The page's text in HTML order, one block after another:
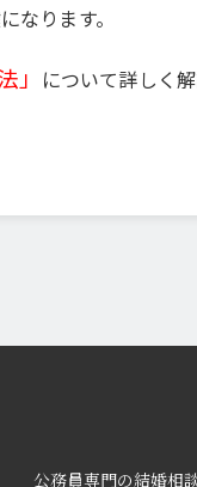
なります。
」 について詳しく解
公務員専門の結婚相